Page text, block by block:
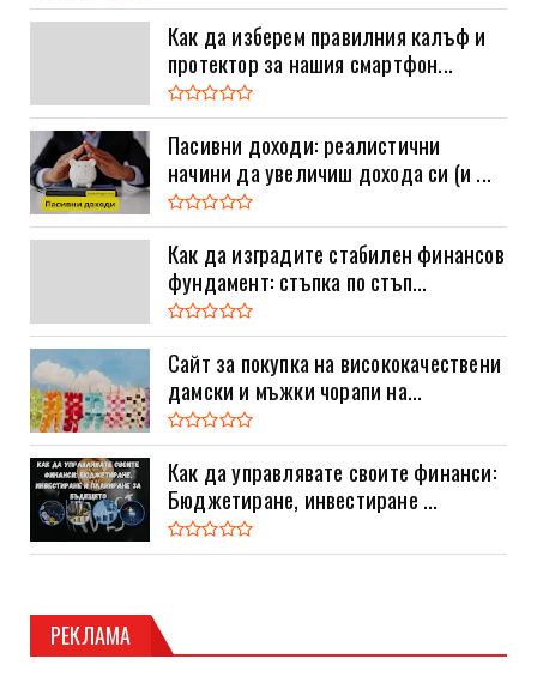
Как да изберем правилния калъф и
протектор за нашия смартфон...
Пасивни доходи: реалистични
начини да увеличиш дохода си (и ...
Как да изградите стабилен финансов
фундамент: стъпка по стъп...
Сайт за покупка на висококачествени
дамски и мъжки чорапи на...
Как да управлявате своите финанси:
Бюджетиране, инвестиране ...
РЕКЛАМА